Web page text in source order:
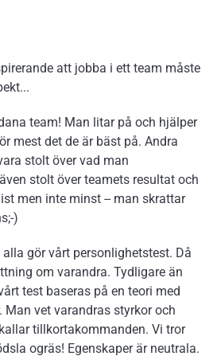
att jobba i ett team måste
team! Man litar på och hjälper
mest det de är bäst på. Andra
stolt över vad man
stolt över teamets resultat och
men inte minst -- man skrattar
)
gör vårt personlighetstest. Då
om varandra. Tydligare än
test baseras på en teori med
Man vet varandras styrkor och
tillkortakommanden. Vi tror
ogräs! Egenskaper är neutrala.